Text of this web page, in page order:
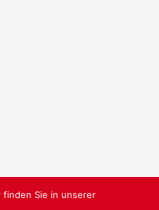
finden Sie in unserer